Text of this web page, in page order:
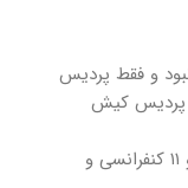
و فقط پردیس
پردیس کیش
البته رزومم خوب بود و ۱۱ علمی پژوهشی و ۱۱ کنفرانسی و